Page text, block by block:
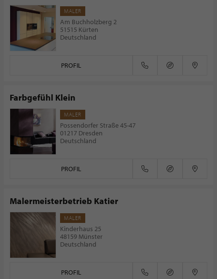
MALER
Am Buchholzberg 2
51515 Kürten
Deutschland
PROFIL
Farbgefühl Klein
MALER
Possendorfer Straße 45-47
01217 Dresden
Deutschland
PROFIL
Malermeisterbetrieb Katier
MALER
Kinderhaus 25
48159 Münster
Deutschland
PROFIL